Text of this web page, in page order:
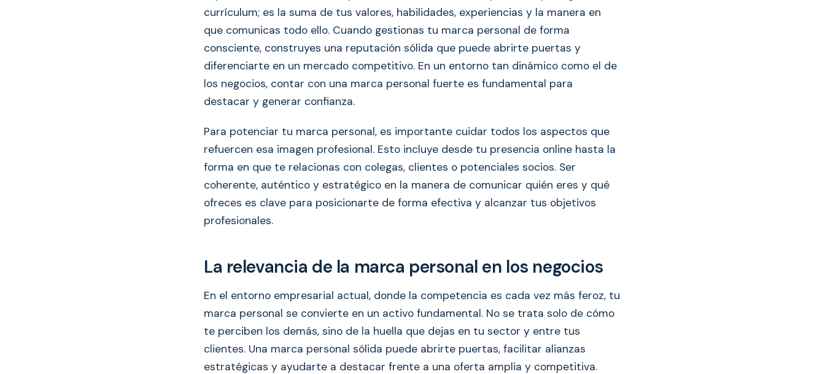
currículum; es la suma de tus valores, habilidades, experiencias y la manera en
que comunicas todo ello. Cuando gestionas tu marca personal de forma
consciente, construyes una reputación sólida que puede abrirte puertas y
diferenciarte en un mercado competitivo. En un entorno tan dinámico como el de
los negocios, contar con una marca personal fuerte es fundamental para
destacar y generar confianza.
Para potenciar tu marca personal, es importante cuidar todos los aspectos que
refuercen esa imagen profesional. Esto incluye desde tu presencia online hasta la
forma en que te relacionas con colegas, clientes o potenciales socios. Ser
coherente, auténtico y estratégico en la manera de comunicar quién eres y qué
ofreces es clave para posicionarte de forma efectiva y alcanzar tus objetivos
profesionales.
La relevancia de la marca personal en los negocios
En el entorno empresarial actual, donde la competencia es cada vez más feroz, tu
marca personal se convierte en un activo fundamental. No se trata solo de cómo
te perciben los demás, sino de la huella que dejas en tu sector y entre tus
clientes. Una marca personal sólida puede abrirte puertas, facilitar alianzas
estratégicas y ayudarte a destacar frente a una oferta amplia y competitiva.